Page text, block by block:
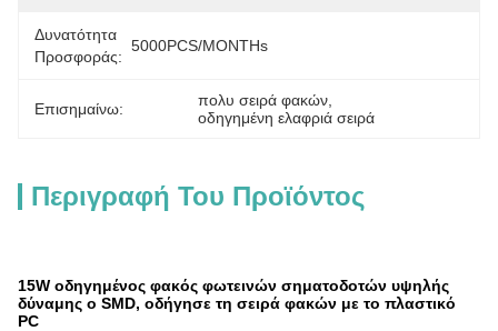
Δυνατότητα
Προσφοράς:
5000PCS/MONTHs
Επισημαίνω: πολυ σειρά φακών
οδηγημένη ελαφριά σειρά
Περιγραφή Του Προϊόντος
15W οδηγημένος φακός φωτεινών σηματοδοτών υψηλής
δύναμης ο SMD, οδήγησε τη σειρά φακών με το πλαστικό
PC